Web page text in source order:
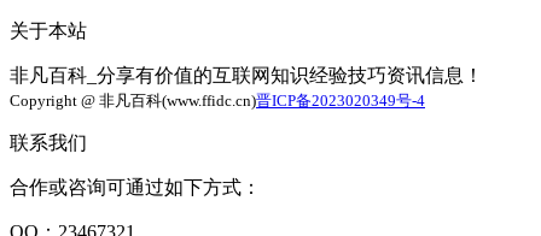
关于本站
非凡百科_分享有价值的互联网知识经验技巧资讯信息！
Copyright @ 非凡百科(www.ffidc.cn)晋ICP备2023020349号-4
联系我们
合作或咨询可通过如下方式：
QQ：23467321